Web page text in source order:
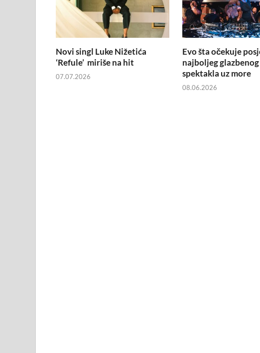
Novi singl Luke Nižetića
‘Refule’ miriše na hit
07.07.2026
Evo šta očekuje
najboljeg glazbenog
spektakla uz more
08.06.2026